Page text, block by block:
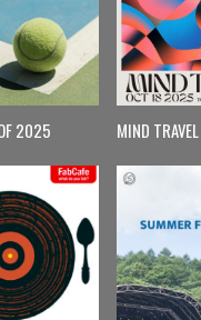
2025 MIND TRAVEL